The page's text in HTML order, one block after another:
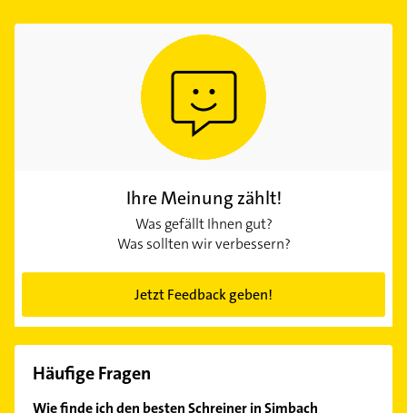
Ihre Meinung zählt!
Was gefällt Ihnen gut?
Was sollten wir verbessern?
Jetzt Feedback geben!
Häufige Fragen
Wie finde ich den besten Schreiner in Simbach